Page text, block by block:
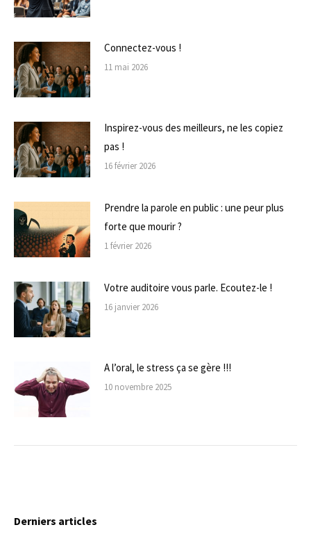
Connectez-vous !
11 mai 2026
Inspirez-vous des meilleurs, ne les copiez
pas !
16 février 2026
Prendre la parole en public : une peur plus
forte que mourir ?
1 février 2026
Votre auditoire vous parle. Ecoutez-le !
16 janvier 2026
A l’oral, le stress ça se gère !!!
10 novembre 2025
Derniers articles